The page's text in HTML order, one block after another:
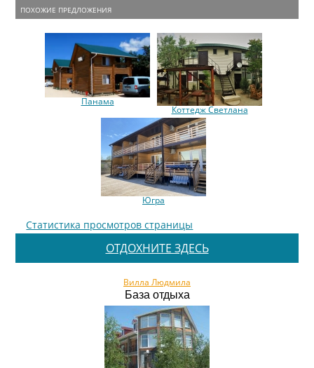
ПОХОЖИЕ ПРЕДЛОЖЕНИЯ
Панама
Коттедж Светлана
Югра
Статистика просмотров страницы
ОТДОХНИТЕ ЗДЕСЬ
Вилла Людмила
База отдыха